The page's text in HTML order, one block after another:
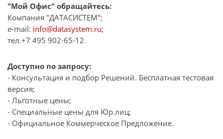
"Мой Офис" обращайтесь:
Компания "ДАТАСИСТЕМ";
e-mail: info@datasystem.ru;
тел.+7 495 902-65-12
Доступно по запросу:
- Консультация и подбор Решений. Бесплатная тестовая
версия;
- Льготные цены;
- Специальные цены для Юр.лиц;
- Официальное Коммерческое Предложение.